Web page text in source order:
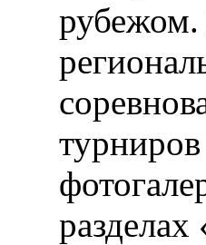
рубежом.